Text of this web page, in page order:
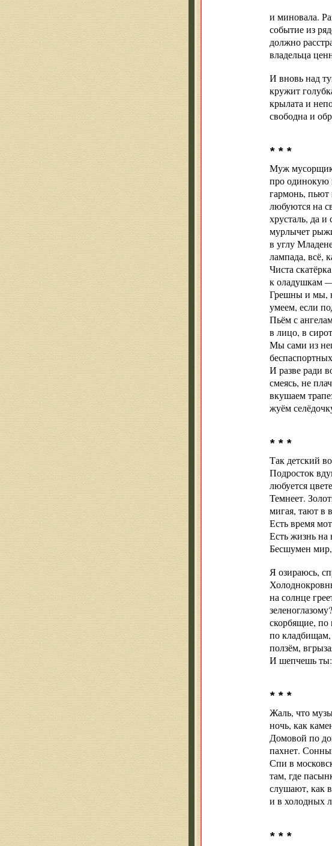
и миновала.
событие из
должно
владельца
И вновь над
кружит
крылата и
свободна и
* * *
Муж
про
гармонь, пьют
любуются на
хрусталь, да и
мурлычет
в углу
лампада, всё,
Чиста
к оладушкам
Грешны и мы,
умеем, если
Пьём с
в лицо, в
Мы сами из
И разве ради
смеясь, не
вкушаем
жуём
* * *
Так детский
Подросток
любуется
Темнеет.
мигая, тают в
Есть время
Есть жизнь на
Бесшумен мир,
Я озираюсь,
на солнце
скорбящие,
по
ползём,
И шепчешь
* * *
Жаль, что
ночь, как
Домовой по
пахнет.
Спи в
там, где
слушают, как
и в холодных
* * *